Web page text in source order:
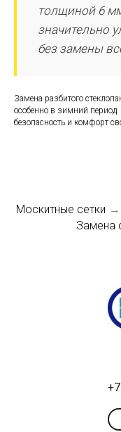
толщиной 6
значительно
без замены
Замена разбитого
особенно в зимний
безопасность и комфорт
Москитные сетки →
Замена